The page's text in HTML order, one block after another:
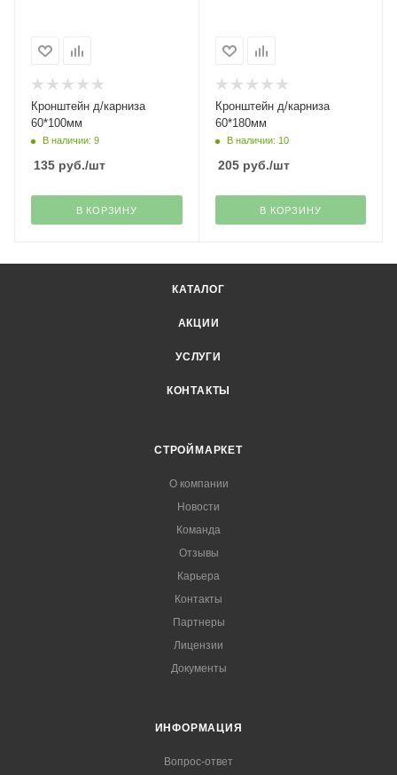
Кронштейн д/карниза
60*100мм
В наличии: 9
135 руб./шт
В КОРЗИНУ
Кронштейн д/карниза
60*180мм
В наличии: 10
205руб./шт
В КОРЗИНУ
КАТАЛОГ
АКЦИИ
УСЛУГИ
КОНТАКТЫ
СТРОЙМАРКЕТ
О компании
Новости
Команда
Отзывы
Карьера
Контакты
Партнеры
Лицензии
Документы
ИНФОРМАЦИЯ
Вопрос-ответ